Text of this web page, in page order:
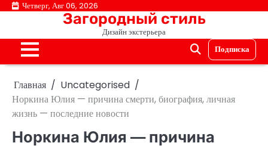
ПерейтиЧетверг, Авг 06, 2026
Загородный стиль
Дизайн экстерьера
Подписка
Главная
Uncategorised
Норкина Юлия — причина смерти, биография, личная
жизнь — последние новости
Норкина Юлия — причина